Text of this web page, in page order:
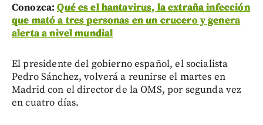
Conozca:Qué es el hantavirus, la extraña infección
que mató a tres personas en un crucero y genera
alerta a nivel mundial
El presidente del gobierno español, el socialista
Pedro Sánchez, volverá a reunirse el martes en
Madrid con el director de la OMS, por segunda vez
en cuatro días.